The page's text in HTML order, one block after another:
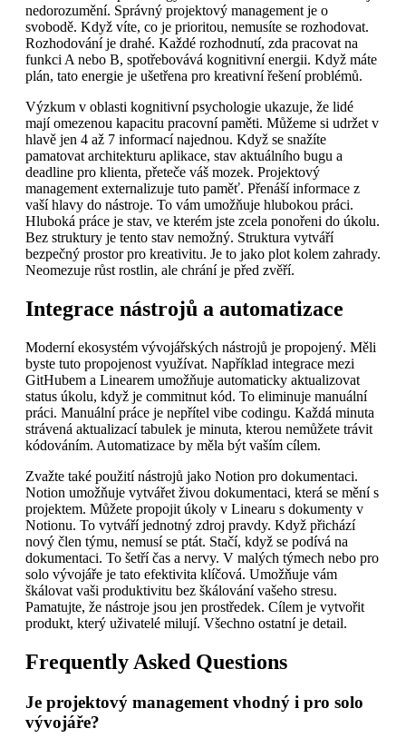
nedorozumění. Správný projektový management je o
svobodě. Když víte, co je prioritou, nemusíte se rozhodovat.
Rozhodování je drahé. Každé rozhodnutí, zda pracovat na
funkci A nebo B, spotřebovává kognitivní energii. Když máte
plán, tato energie je ušetřena pro kreativní řešení problémů.
Výzkum v oblasti kognitivní psychologie ukazuje, že lidé
mají omezenou kapacitu pracovní paměti. Můžeme si udržet v
hlavě jen 4 až 7 informací najednou. Když se snažíte
pamatovat architekturu aplikace, stav aktuálního bugu a
deadline pro klienta, přeteče váš mozek. Projektový
management externalizuje tuto paměť. Přenáší informace z
vaší hlavy do nástroje. To vám umožňuje hlubokou práci.
Hluboká práce je stav, ve kterém jste zcela ponořeni do úkolu.
Bez struktury je tento stav nemožný. Struktura vytváří
bezpečný prostor pro kreativitu. Je to jako plot kolem zahrady.
Neomezuje růst rostlin, ale chrání je před zvěří.
Integrace nástrojů a automatizace
Moderní ekosystém vývojářských nástrojů je propojený. Měli
byste tuto propojenost využívat. Například integrace mezi
GitHubem a Linearem umožňuje automaticky aktualizovat
status úkolu, když je commitnut kód. To eliminuje manuální
práci. Manuální práce je nepřítel vibe codingu. Každá minuta
strávená aktualizací tabulek je minuta, kterou nemůžete trávit
kódováním. Automatizace by měla být vaším cílem.
Zvažte také použití nástrojů jako Notion pro dokumentaci.
Notion umožňuje vytvářet živou dokumentaci, která se mění s
projektem. Můžete propojit úkoly v Linearu s dokumenty v
Notionu. To vytváří jednotný zdroj pravdy. Když přichází
nový člen týmu, nemusí se ptát. Stačí, když se podívá na
dokumentaci. To šetří čas a nervy. V malých týmech nebo pro
solo vývojáře je tato efektivita klíčová. Umožňuje vám
škálovat vaši produktivitu bez škálování vašeho stresu.
Pamatujte, že nástroje jsou jen prostředek. Cílem je vytvořit
produkt, který uživatelé milují. Všechno ostatní je detail.
Frequently Asked Questions
Je projektový management vhodný i pro solo
vývojáře?